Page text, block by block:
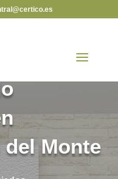
Monte